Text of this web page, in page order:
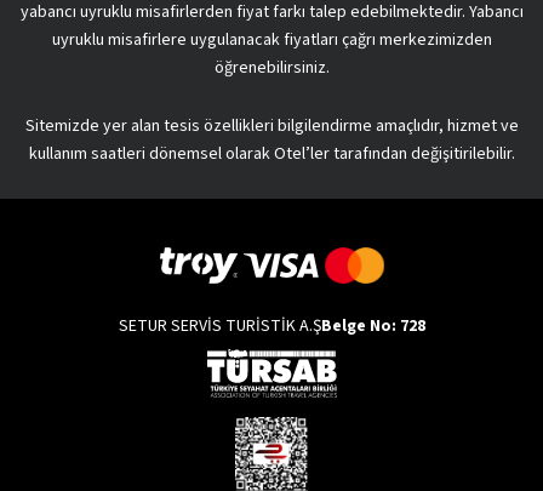
yabancı uyruklu misafirlerden fiyat farkı talep edebilmektedir. Yabancı
uyruklu misafirlere uygulanacak fiyatları çağrı merkezimizden
öğrenebilirsiniz.
Sitemizde yer alan tesis özellikleri bilgilendirme amaçlıdır, hizmet ve
kullanım saatleri dönemsel olarak Otel’ler tarafından değişitirilebilir.
SETUR SERVİS TURİSTİK A.ŞBelge No: 728